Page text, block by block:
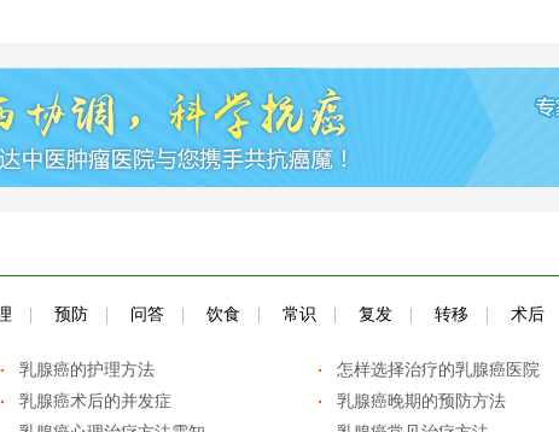
预防 问答 饮食 常识 复发 转移 术后
乳腺癌的护理方法 怎样选择治疗的乳腺癌医院
乳腺癌术后的并发症 乳腺癌晚期的预防方法